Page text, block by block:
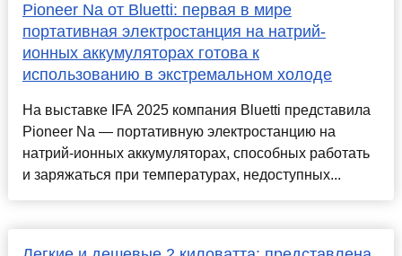
Pioneer Na от Bluetti: первая в мире
портативная электростанция на натрий-
ионных аккумуляторах готова к
использованию в экстремальном холоде
На выставке IFA 2025 компания Bluetti представила
Pioneer Na — портативную электростанцию на
натрий-ионных аккумуляторах, способных работать
и заряжаться при температурах, недоступных...